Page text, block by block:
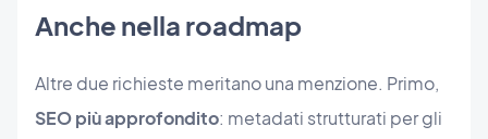
Anche nella roadmap
Altre due richieste meritano una menzione. Primo,
SEO più approfondito: metadati strutturati per gli